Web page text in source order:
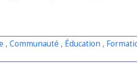
, Communauté , Éducation ,